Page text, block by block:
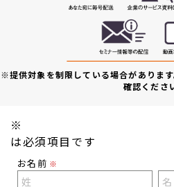
※提供対象を制限している場合がありま
確認くださ
※
は必須項目です
お名前 ※